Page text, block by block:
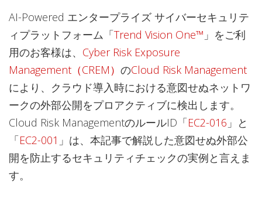
AI-Powered エンタープライズ サイバーセキュリテ
ィプラットフォーム「Trend Vision One™ 」をご利
用のお客様は、 Cyber Risk Exposure
Management（CREM） のCloud Risk Management
により、クラウド導入時における意図せぬネットワ
ークの外部公開をプロアクティブに検出します。
Cloud Risk ManagementのルールID「EC2-016 」と
「EC2-001 」は、本記事で解説した意図せぬ外部公
開を防止するセキュリティチェックの実例と言えま
す。